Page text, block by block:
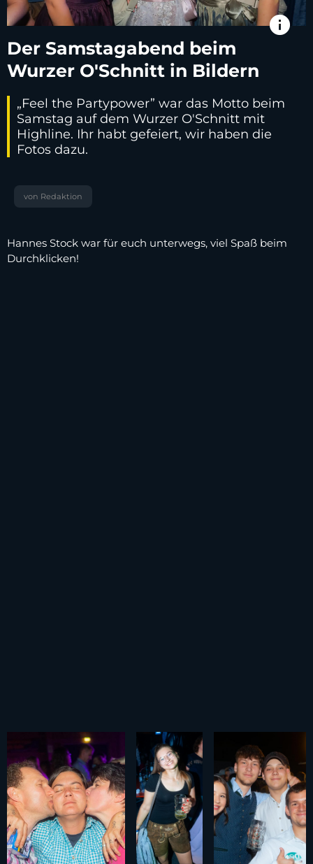
info
Der Samstagabend beim
Wurzer O'Schnitt in Bildern
„Feel the Partypower” war das Motto beim
Samstag auf dem Wurzer O'Schnitt mit
Highline. Ihr habt gefeiert, wir haben die
Fotos dazu.
von Redaktion
Hannes Stock war für euch unterwegs, viel Spaß beim
Durchklicken!